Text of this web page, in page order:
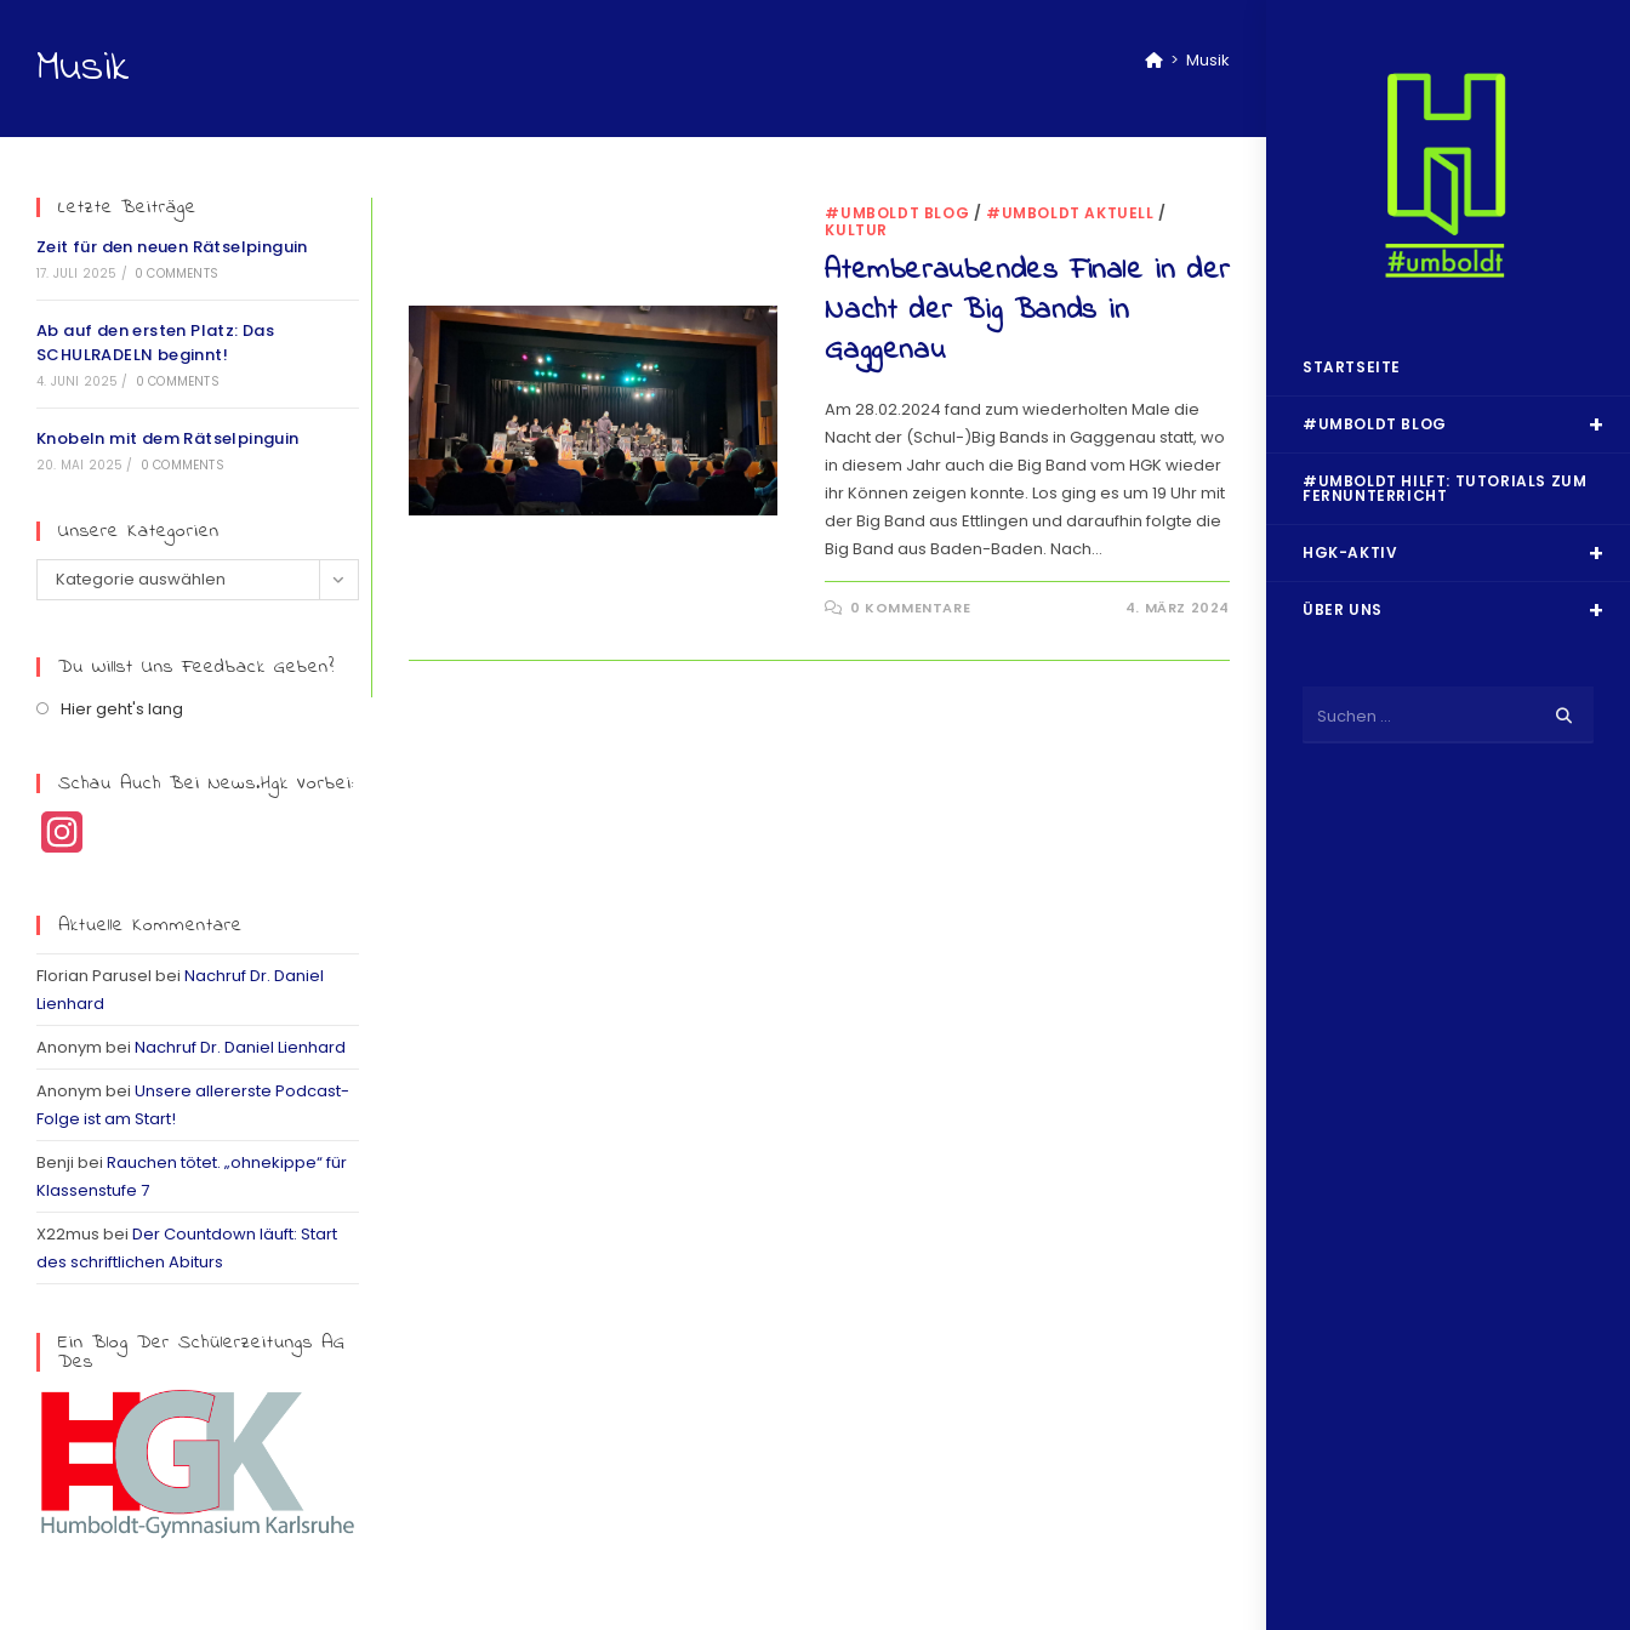
STARTSEITE
#UMBOLDT BLOG
#UMBOLDT HILFT: TUTORIALS ZUM
FERNUNTERRICHT
HGK-AKTIV
ÜBER UNS
Suchen …
Musik > Musik
#UMBOLDT BLOG / #UMBOLDT AKTUELL /
KULTUR
Atemberaubendes Finale in der
Nacht der Big Bands in
Gaggenau
Am 28.02.2024 fand zum wiederholten Male die
Nacht der (Schul-)Big Bands in Gaggenau statt, wo
in diesem Jahr auch die Big Band vom HGK wieder
ihr Können zeigen konnte. Los ging es um 19 Uhr mit
der Big Band aus Ettlingen und daraufhin folgte die
Big Band aus Baden-Baden. Nach…
0 KOMMENTARE 4. MÄRZ 2024
Letzte Beiträge
Zeit für den neuen Rätselpinguin
17. JULI 2025 / 0 COMMENTS
Ab auf den ersten Platz: Das
SCHULRADELN beginnt!
4. JUNI 2025 / 0 COMMENTS
Knobeln mit dem Rätselpinguin
20. MAI 2025 / 0 COMMENTS
Unsere Kategorien
Kategorie auswählen
Du Willst Uns Feedback Geben?
Hier geht's lang
Schau Auch Bei News.hgk Vorbei:
a
g
a
m
Aktuelle Kommentare
Florian Parusel bei Nachruf Dr. Daniel
Lienhard
Anonym bei Nachruf Dr. Daniel Lienhard
Anonym bei Unsere allererste Podcast-
Folge ist am Start!
Benji bei Rauchen tötet. „ohnekippe“ für
Klassenstufe 7
X22mus bei Der Countdown läuft: Start
des schriftlichen Abiturs
Ein Blog Der Schülerzeitungs AG
Des